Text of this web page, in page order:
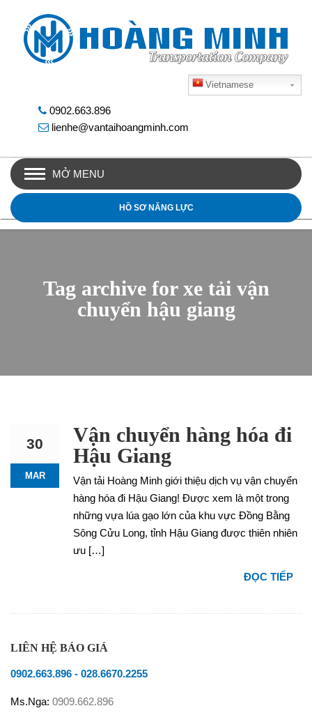
Vietnamese
0902.663.896
lienhe@vantaihoangminh.com
MỞ MENU
HỒ SƠ NĂNG LỰC
Tag archive for xe tải vận
chuyển hậu giang
30
MAR
Vận chuyển hàng hóa đi
Hậu Giang
Vận tải Hoàng Minh giới thiệu dịch vụ vận chuyển
hàng hóa đi Hậu Giang! Được xem là một trong
những vựa lúa gạo lớn của khu vực Đồng Bằng
Sông Cửu Long, tỉnh Hậu Giang được thiên nhiên
ưu […]
ĐỌC TIẾP
LIÊN HỆ BÁO GIÁ
0902.663.896 - 028.6670.2255
Ms.Nga: 0909.662.896